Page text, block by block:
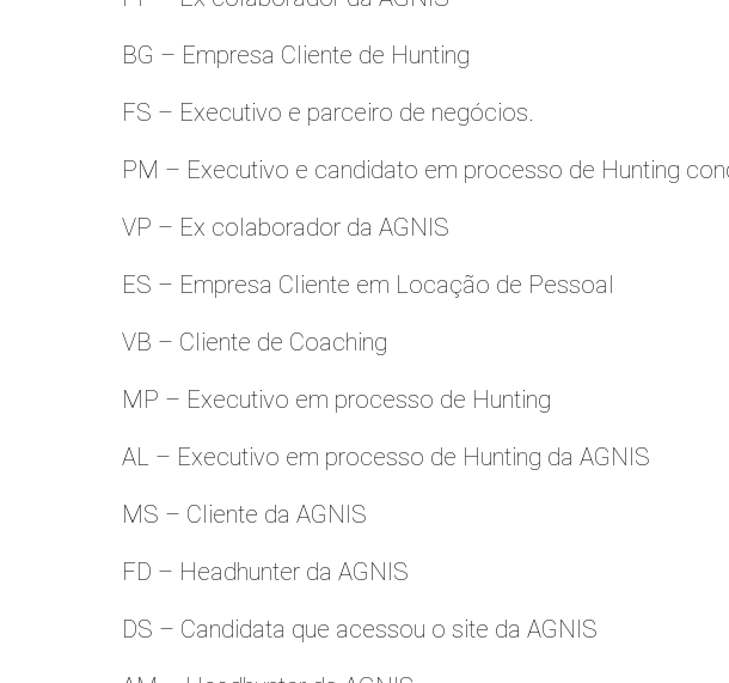
BG – Empresa Cliente de Hunting
FS – Executivo e parceiro de negócios.
PM – Executivo e candidato em processo de Hunting
VP – Ex colaborador da AGNIS
ES – Empresa Cliente em Locação de Pessoal
VB – Cliente de Coaching
MP – Executivo em processo de Hunting
AL – Executivo em processo de Hunting da AGNIS
MS – Cliente da AGNIS
FD – Headhunter da AGNIS
DS – Candidata que acessou o site da AGNIS